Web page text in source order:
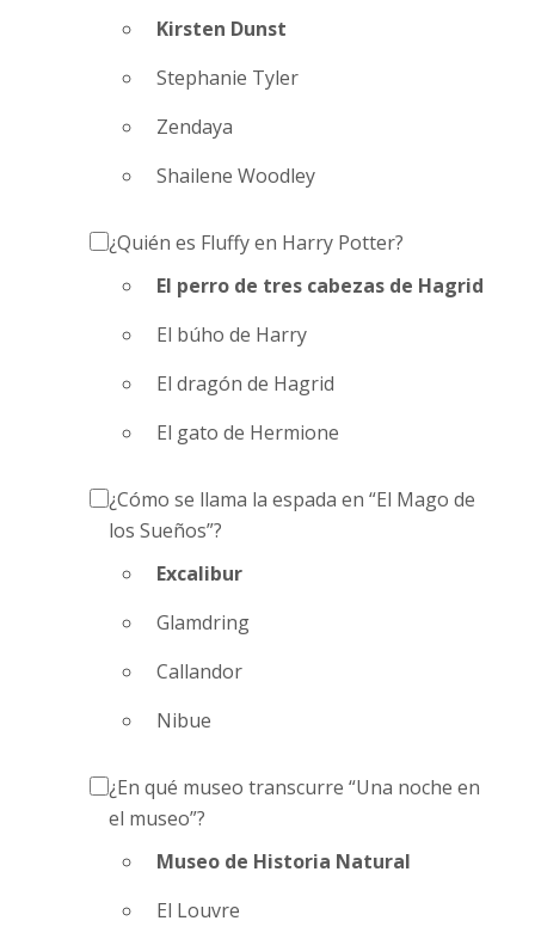
Kirsten Dunst
Stephanie Tyler
Zendaya
Shailene Woodley
¿Quién es Fluffy en Harry Potter?
El perro de tres cabezas de Hagrid
El búho de Harry
El dragón de Hagrid
El gato de Hermione
¿Cómo se llama la espada en “El Mago de
los Sueños”?
Excalibur
Glamdring
Callandor
Nibue
¿En qué museo transcurre “Una noche en
el museo”?
Museo de Historia Natural
El Louvre